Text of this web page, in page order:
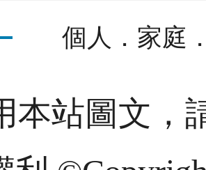
個人．家庭
本站圖文，